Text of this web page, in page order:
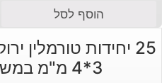
הוסף לסל
25 יחידות טורמלין
3*4 מ"מ במשקל: 3.70 קרט